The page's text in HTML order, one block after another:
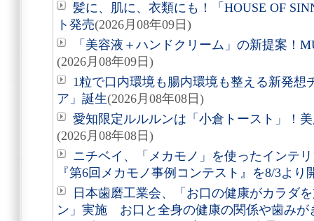
髪に、肌に、衣類にも！「HOUSE OF
ト発売(2026月08年09日)
「美容液＋ハンドクリーム」の新提案！
(2026月08年09日)
1粒で口内環境も腸内環境も整える新発想
ア」誕生(2026月08年08日)
愛知限定ルルルンは「小倉トースト」！
(2026月08年08日)
ニチベイ、「メカモノ」を使ったインテ
『第6回メカモノ事例コンテスト』を8/3より
日本歯磨工業会、「お口の健康がカラダ
ン」実施 お口と全身の健康の関係や歯みが